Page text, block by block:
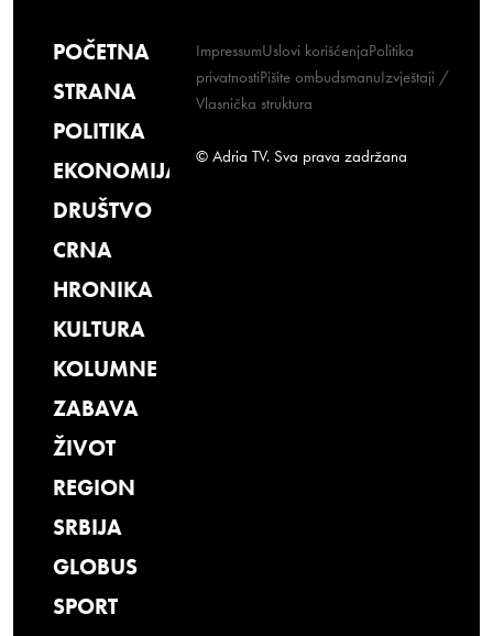
POČETNA
STRANA
POLITIKA
EKONOMIJA
DRUŠTVO
CRNA
HRONIKA
KULTURA
KOLUMNE
ZABAVA
ŽIVOT
REGION
SRBIJA
GLOBUS
SPORT
ImpressumUslovi korišćenjaPolitika
privatnostiPišite ombudsmanuIzvještaji /
Vlasnička struktura
© Adria TV. Sva prava zadržana